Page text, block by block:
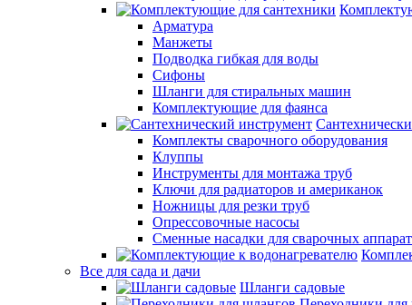
Арматура
Манжеты
Подводка гибкая для воды
Сифоны
Шланги для стиральных машин
Комплектующие для фаянса
Комплекты сварочного оборудования
Клуппы
Инструменты для монтажа труб
Ключи для радиаторов и американок
Ножницы для резки труб
Опрессовочные насосы
Сменные насадки для сварочных
Все для сада и дачи
Шланги садовые